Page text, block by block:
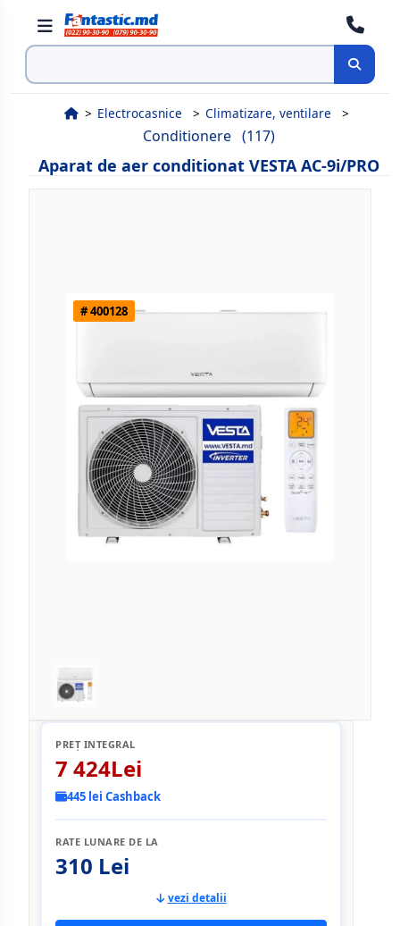
Cauta
Electrocasnice Climatizare, ventilare
Conditionere (117)
Aparat de aer conditionat VESTA AC-9i/PRO
# 400128
PREȚ INTEGRAL
7 424Lei
445 lei Cashback
RATE LUNARE DE LA
310 Lei
vezi detalii